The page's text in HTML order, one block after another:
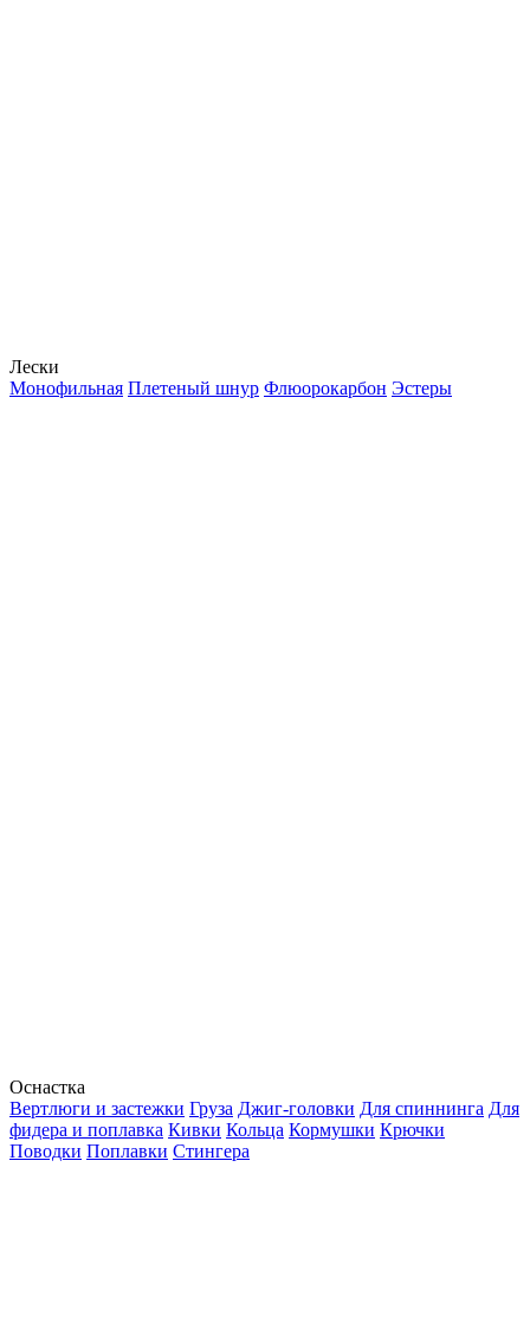
Лески
Монофильная Плетеный шнур Флюорокарбон Эстеры
Оснастка
Вертлюги и застежки Груза Джиг-головки Для спиннинга Для
фидера и поплавка Кивки Кольца Кормушки Крючки
Поводки Поплавки Стингера